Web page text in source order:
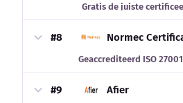
Gratis de juiste
#8 Normec
Geaccrediteerd ISO
#9 Afier